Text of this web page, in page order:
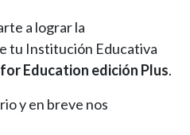
a lograr la
tu Institución Educativa
Education edición Plus.
y en breve nos